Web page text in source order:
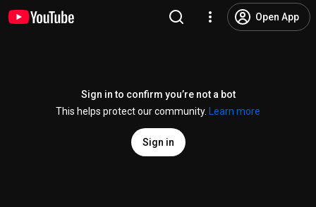
Open App
Sign in to confirm you’re not a bot
This helps protect our community.
Learn more
Sign in